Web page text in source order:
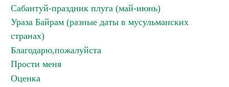
Сабантуй-праздник плуга (май-июнь)
Ураза Байрам (разные даты в мусульманских
странах)
Благодарю,пожалуйста
Прости меня
Оценка